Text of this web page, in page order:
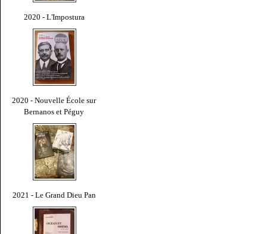
2020 - L'Impostura
2020 - Nouvelle École sur
Bernanos et Péguy
2021 - Le Grand Dieu Pan